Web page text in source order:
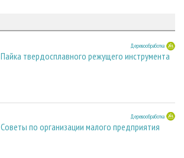
Деревообработка
Пайка твердосплавного режущего инструмента
Деревообработка
Советы по организации малого предприятия